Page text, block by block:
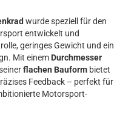
wurde speziell für den
entwickelt und
geringes Gewicht und ein
Mit einem Durchmesser
flachen Bauform bietet
Feedback – perfekt für
Motorsport-